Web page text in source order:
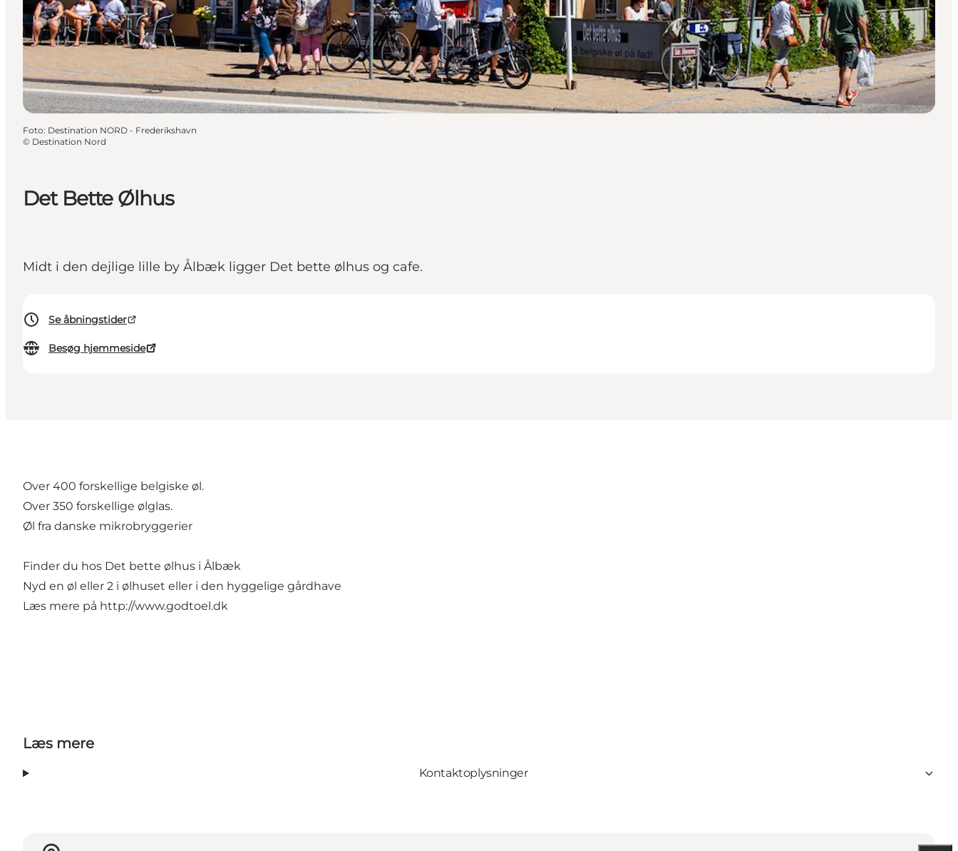
Det Bette Ølhus
Midt i den dejlige lille by Ålbæk ligger Det bette ølhus og cafe.
Se åbningstider
Besøg hjemmeside
Foto: Destination NORD - Frederikshavn
© Destination Nord
Over 400 forskellige belgiske øl.
Over 350 forskellige ølglas.
Øl fra danske mikrobryggerier
Finder du hos Det bette ølhus i Ålbæk
Nyd en øl eller 2 i ølhuset eller i den hyggelige gårdhave
Læs mere på http://www.godtoel.dk
Læs mere
Kontaktoplysninger